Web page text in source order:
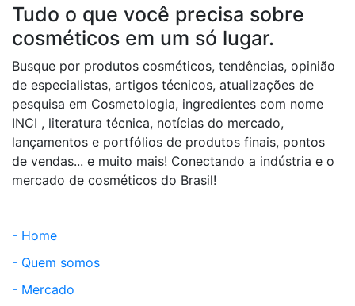
Tudo o que você precisa sobre
cosméticos em um só lugar.
Busque por produtos cosméticos, tendências, opinião
de especialistas, artigos técnicos, atualizações de
pesquisa em Cosmetologia, ingredientes com nome
INCI , literatura técnica, notícias do mercado,
lançamentos e portfólios de produtos finais, pontos
de vendas... e muito mais! Conectando a indústria e o
mercado de cosméticos do Brasil!
- Home
- Quem somos
- Mercado